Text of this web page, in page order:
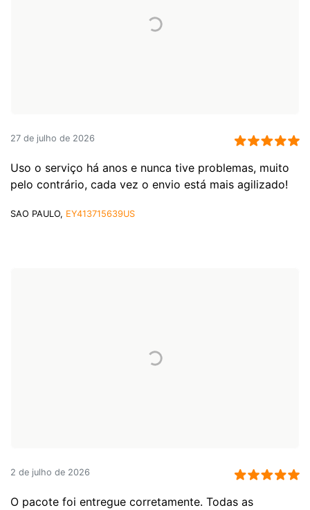
27 de julho de 2026
Uso o serviço há anos e nunca tive problemas, muito
pelo contrário, cada vez o envio está mais agilizado!
SAO PAULO, EY413715639US
2 de julho de 2026
O pacote foi entregue corretamente. Todas as